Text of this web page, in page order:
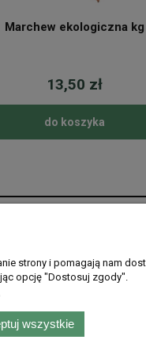
Marchew ekologiczna kg
13,50 zł
do koszyka
Formy
Gdzie
strony i pomagają nam
opcję "Dostosuj zgody".
wszystkie